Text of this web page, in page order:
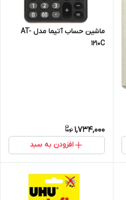
ماشین حساب آتیما مدل AT-
1210C
1,734,000
افزودن به سبد